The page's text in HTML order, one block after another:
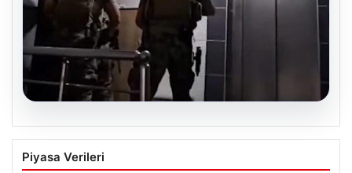
07.08.2026
Elazığ’da İntihar Mektubu Üzerinden
Ortaya Çıkan Tefecilik Operasyonu:
Piyasa Verileri